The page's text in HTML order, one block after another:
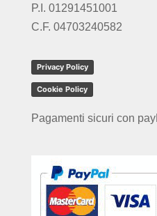
P.I. 01291451001
C.F. 04703240582
Privacy Policy
Cookie Policy
Pagamenti sicuri con